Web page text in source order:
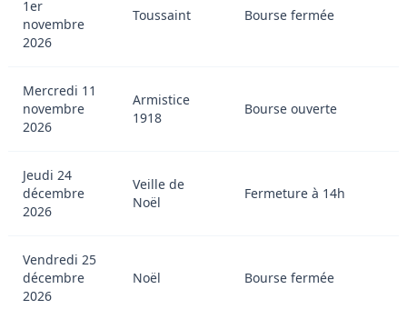
1er
novembre
2026
Toussaint Bourse fermée
Mercredi 11
novembre
2026
Armistice
1918
Bourse ouverte
Jeudi 24
décembre
2026
Veille de
Noël
Fermeture à 14h
Vendredi 25
décembre
2026
Noël Bourse fermée